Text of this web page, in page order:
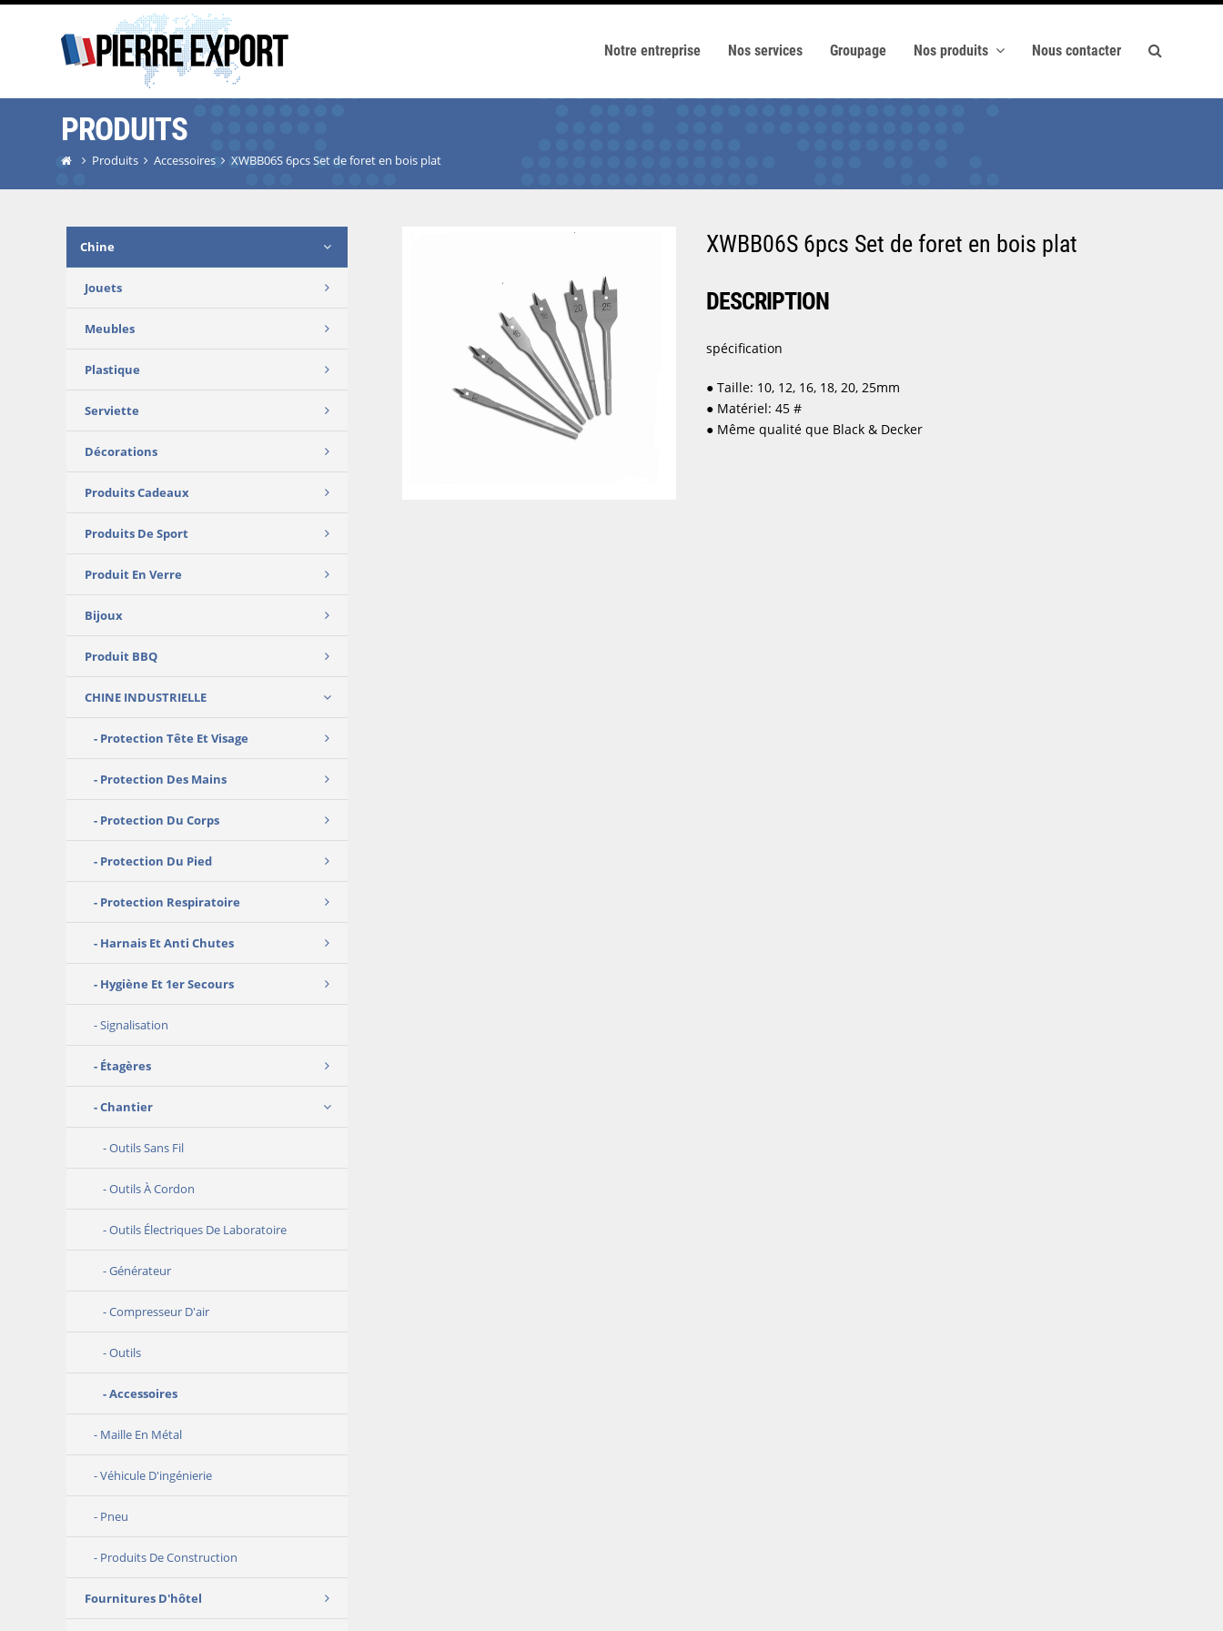
Notre entreprise Nos services Groupage Nos produits Nous contacter
PRODUITS
Produits Accessoires XWBB06S 6pcs Set de foret en bois plat
XWBB06S 6pcs Set de foret en bois plat
DESCRIPTION
spécification
● Taille: 10, 12, 16, 18, 20, 25mm
● Matériel: 45 #
● Même qualité que Black & Decker
Chine
Jouets
Meubles
Plastique
Serviette
Décorations
Produits Cadeaux
Produits De Sport
Produit En Verre
Bijoux
Produit BBQ
CHINE INDUSTRIELLE
Protection Tête Et Visage
Protection Des Mains
Protection Du Corps
Protection Du Pied
Protection Respiratoire
Harnais Et Anti Chutes
Hygiène Et 1er Secours
Signalisation
Étagères
Chantier
Outils Sans Fil
Outils À Cordon
Outils Électriques De Laboratoire
Générateur
Compresseur D'air
Outils
Accessoires
Maille En Métal
Véhicule D'ingénierie
Pneu
Produits De Construction
Fournitures D'hôtel